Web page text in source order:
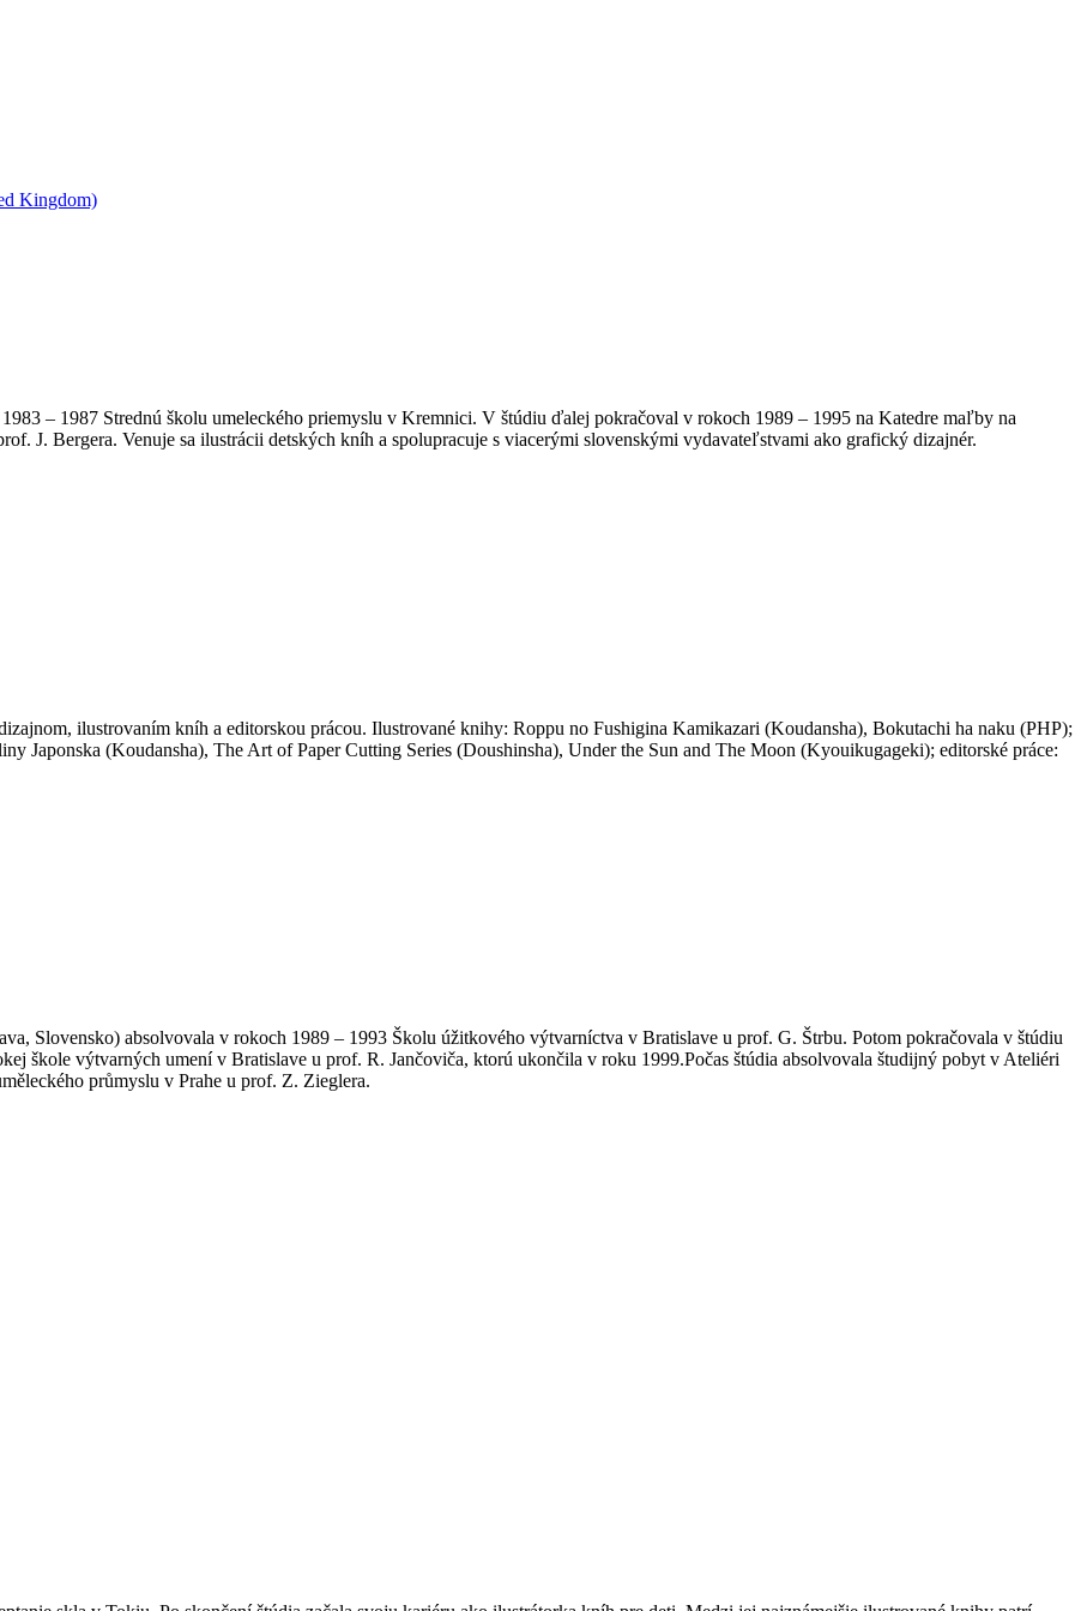
– 1987 Strednú školu umeleckého priemyslu v Kremnici. V štúdiu ďalej pokračoval v rokoch 1989 – 1995 na Katedre maľby na
J. Bergera. Venuje sa ilustrácii detských kníh a spolupracuje s viacerými slovenskými vydavateľstvami ako grafický dizajnér.
ilustrovaním kníh a editorskou prácou. Ilustrované knihy: Roppu no Fushigina Kamikazari (Koudansha), Bokutachi ha naku (PHP);
Japonska (Koudansha), The Art of Paper Cutting Series (Doushinsha), Under the Sun and The Moon (Kyouikugageki); editorské práce:
Slovensko) absolvovala v rokoch 1989 – 1993 Školu úžitkového výtvarníctva v Bratislave u prof. G. Štrbu. Potom pokračovala v štúdiu
škole výtvarných umení v Bratislave u prof. R. Jančoviča, ktorú ukončila v roku 1999.Počas štúdia absolvovala študijný pobyt v Ateliéri
průmyslu v Prahe u prof. Z. Zieglera.